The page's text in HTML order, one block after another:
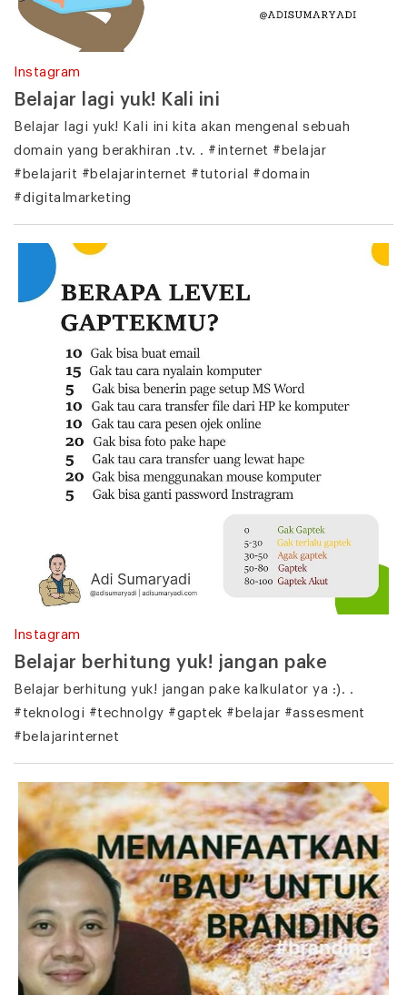
Instagram
Belajar lagi yuk! Kali ini
Belajar lagi yuk! Kali ini kita akan mengenal sebuah
domain yang berakhiran .tv. . #internet #belajar
#belajarit #belajarinternet #tutorial #domain
#digitalmarketing
Instagram
Belajar berhitung yuk! jangan pake
Belajar berhitung yuk! jangan pake kalkulator ya :). .
#teknologi #technolgy #gaptek #belajar #assesment
#belajarinternet